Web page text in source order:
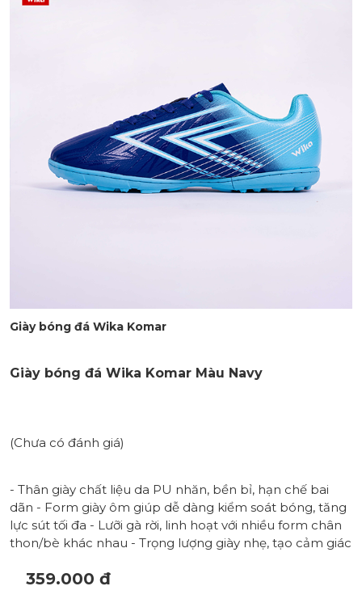
Giày bóng đá Wika Komar
Giày bóng đá Wika Komar Màu Navy
(Chưa có đánh giá)
- Thân giày chất liệu da PU nhăn, bền bỉ, hạn chế bai
dãn - Form giày ôm giúp dễ dàng kiểm soát bóng, tăng
lực sút tối đa - Lưỡi gà rời, linh hoạt với nhiều form chân
thon/bè khác nhau - Trọng lượng giày nhẹ, tạo cảm giác
đinh TF bám sân - Hoạ tiết mũi tên khoẻ khoắn, in nổi
359.000 đ